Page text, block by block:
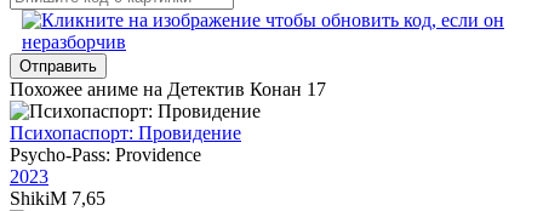
Отправить
Похожее аниме на Детектив Конан 17
Психопаспорт: Провидение
Psycho-Pass: Providence
2023
ShikiM 7,65